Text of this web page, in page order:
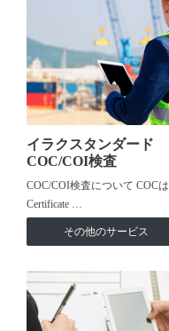
イラクスタンダード
COC/COI検査
COC/COI検査について COCは
Certificate …
その他のサービス